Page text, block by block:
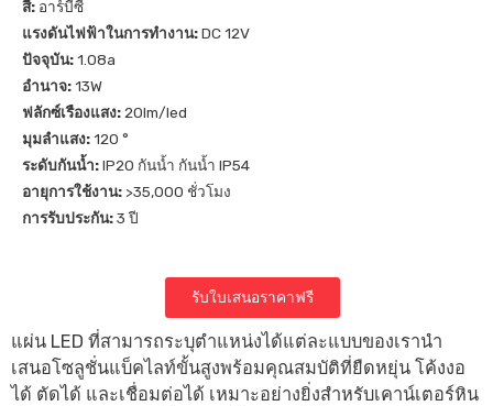
สี: อาร์บีซี
แรงดันไฟฟ้าในการทำงาน:DC 12V
ปัจจุบัน:1.08a
อำนาจ:13W
ฟลักซ์เรืองแสง: 20lm/led
มุมลำแสง:120 °
ระดับกันน้ำ:IP20 กันน้ำ กันน้ำ IP54
อายุการใช้งาน: >35,000 ชั่วโมง
การรับประกัน:3 ปี
รับใบเสนอราคาฟรี
แผ่น LED ที่สามารถระบุตำแหน่งได้แต่ละแบบของเรานำ
เสนอโซลูชั่นแบ็คไลท์ขั้นสูงพร้อมคุณสมบัติที่ยืดหยุ่น โค้งงอ
ได้ ตัดได้ และเชื่อมต่อได้ เหมาะอย่างยิ่งสำหรับเคาน์เตอร์หิน